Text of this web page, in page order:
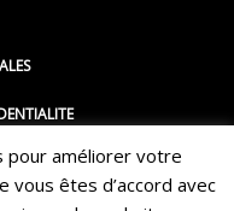
pour améliorer votre
vous êtes d’accord avec